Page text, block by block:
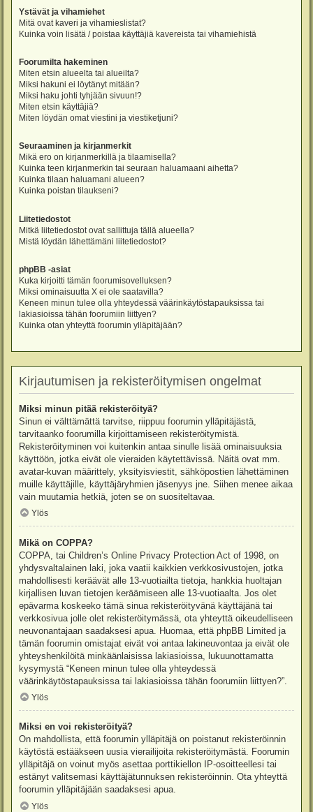
Ystävät ja vihamiehet
Mitä ovat kaveri ja vihamieslistat?
Kuinka voin lisätä / poistaa käyttäjiä kavereista tai vihamiehistä
Foorumilta hakeminen
Miten etsin alueelta tai alueilta?
Miksi hakuni ei löytänyt mitään?
Miksi haku johti tyhjään sivuun!?
Miten etsin käyttäjiä?
Miten löydän omat viestini ja viestiketjuni?
Seuraaminen ja kirjanmerkit
Mikä ero on kirjanmerkillä ja tilaamisella?
Kuinka teen kirjanmerkin tai seuraan haluamaani aihetta?
Kuinka tilaan haluamani alueen?
Kuinka poistan tilaukseni?
Liitetiedostot
Mitkä liitetiedostot ovat sallittuja tällä alueella?
Mistä löydän lähettämäni liitetiedostot?
phpBB -asiat
Kuka kirjoitti tämän foorumisovelluksen?
Miksi ominaisuutta X ei ole saatavilla?
Keneen minun tulee olla yhteydessä väärinkäytöstapauksissa tai
lakiasioissa tähän foorumiin liittyen?
Kuinka otan yhteyttä foorumin ylläpitäjään?
Kirjautumisen ja rekisteröitymisen ongelmat
Miksi minun pitää rekisteröityä?
Sinun ei välttämättä tarvitse, riippuu foorumin ylläpitäjästä,
tarvitaanko foorumilla kirjoittamiseen rekisteröitymistä.
Rekisteröityminen voi kuitenkin antaa sinulle lisää ominaisuuksia
käyttöön, jotka eivät ole vieraiden käytettävissä. Näitä ovat mm.
avatar-kuvan määrittely, yksityisviestit, sähköpostien lähettäminen
muille käyttäjille, käyttäjäryhmien jäsenyys jne. Siihen menee aikaa
vain muutamia hetkiä, joten se on suositeltavaa.
Ylös
Mikä on COPPA?
COPPA, tai Children’s Online Privacy Protection Act of 1998, on
yhdysvaltalainen laki, joka vaatii kaikkien verkkosivustojen, jotka
mahdollisesti keräävät alle 13-vuotiailta tietoja, hankkia huoltajan
kirjallisen luvan tietojen keräämiseen alle 13-vuotiaalta. Jos olet
epävarma koskeeko tämä sinua rekisteröityvänä käyttäjänä tai
verkkosivua jolle olet rekisteröitymässä, ota yhteyttä oikeudelliseen
neuvonantajaan saadaksesi apua. Huomaa, että phpBB Limited ja
tämän foorumin omistajat eivät voi antaa lakineuvontaa ja eivät ole
yhteyshenkilöitä minkäänlaisissa lakiasioissa, lukuunottamatta
kysymystä “Keneen minun tulee olla yhteydessä
väärinkäytöstapauksissa tai lakiasioissa tähän foorumiin liittyen?”.
Ylös
Miksi en voi rekisteröityä?
On mahdollista, että foorumin ylläpitäjä on poistanut rekisteröinnin
käytöstä estääkseen uusia vierailijoita rekisteröitymästä. Foorumin
ylläpitäjä on voinut myös asettaa porttikiellon IP-osoitteellesi tai
estänyt valitsemasi käyttäjätunnuksen rekisteröinnin. Ota yhteyttä
foorumin ylläpitäjään saadaksesi apua.
Ylös